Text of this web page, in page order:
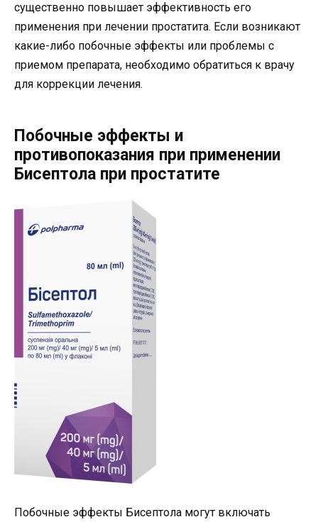
существенно повышает эффективность его
применения при лечении простатита. Если возникают
какие-либо побочные эффекты или проблемы с
приемом препарата, необходимо обратиться к врачу
для коррекции лечения.
Побочные эффекты и
противопоказания при применении
Бисептола при простатите
Побочные эффекты Бисептола могут включать